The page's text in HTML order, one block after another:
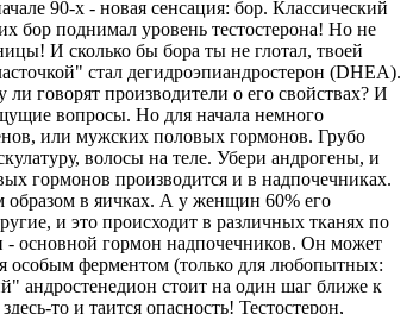
90-х - новая сенсация: бор. Классический
бор поднимал уровень тестостерона! Но не
И сколько бы бора ты не глотал, твоей
стал дегидроэпиандростерон (DHEA).
говорят производители о его свойствах? И
вопросы. Но для начала немного
или мужских половых гормонов. Грубо
волосы на теле. Убери андрогены, и
гормонов производится и в надпочечниках.
образом в яичках. А у женщин 60% его
и это происходит в различных тканях по
- основной гормон надпочечников. Он может
особым ферментом (только для любопытных:
андростенедион стоит на один шаг ближе к
то и таится опасность! Тестостерон,